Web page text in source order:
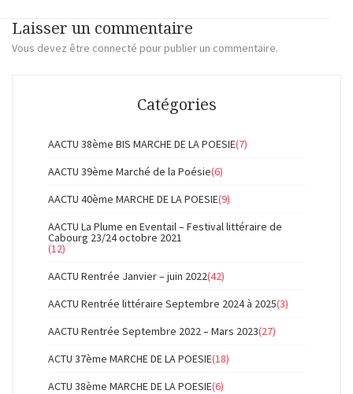
Laisser un commentaire
Vous devez être connecté pour publier un commentaire.
Catégories
AACTU 38ème BIS MARCHE DE LA POESIE(7)
AACTU 39ème Marché de la Poésie(6)
AACTU 40ème MARCHE DE LA POESIE(9)
AACTU La Plume en Eventail – Festival littéraire de
Cabourg 23/24 octobre 2021
(12)
AACTU Rentrée Janvier – juin 2022(42)
AACTU Rentrée littéraire Septembre 2024 à 2025(3)
AACTU Rentrée Septembre 2022 – Mars 2023(27)
ACTU 37ème MARCHE DE LA POESIE(18)
ACTU 38ème MARCHE DE LA POESIE(6)